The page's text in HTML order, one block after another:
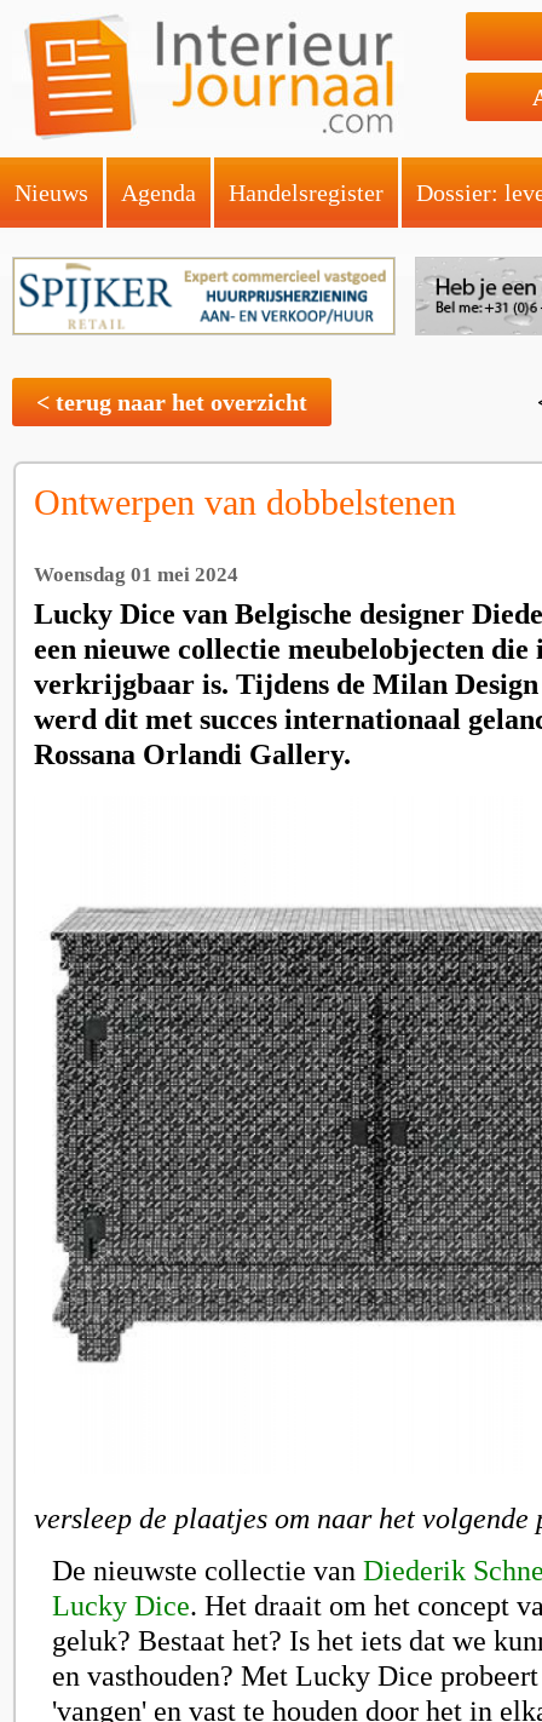
Nieuws Agenda Handelsregister Dossier:
< terug naar het overzicht
Ontwerpen van dobbelstenen
Woensdag 01 mei 2024
Lucky Dice van Belgische designer
een nieuwe collectie meubelobjecten die
verkrijgbaar is. Tijdens de Milan
werd dit met succes internationaal
Rossana Orlandi Gallery.
versleep de plaatjes om naar het
De nieuwste collectie van Diederik
Lucky Dice. Het draait om het concept
geluk? Bestaat het? Is het iets dat we
en vasthouden? Met Lucky Dice
'vangen' en vast te houden door het in